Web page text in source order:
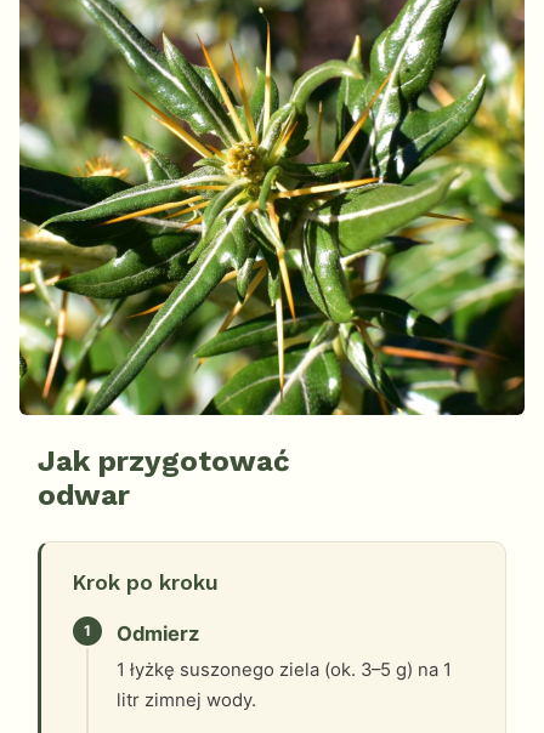
Jak przygotować
odwar
Krok po kroku
1 Odmierz
1 łyżkę suszonego ziela (ok. 3–5 g) na 1
litr zimnej wody.